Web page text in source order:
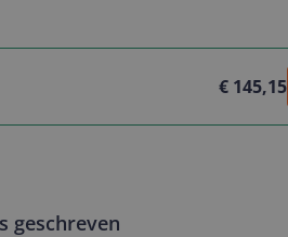
€ 145,15
geschreven